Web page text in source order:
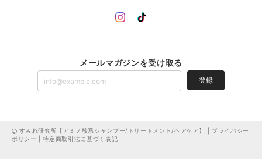
メールマガジンを受け取る
登録
すみれ研究所【アミノ酸系シャンプー/トリートメント/ヘアケア】 | プライバシー
ポリシー
|特定商取引法に基づく表記